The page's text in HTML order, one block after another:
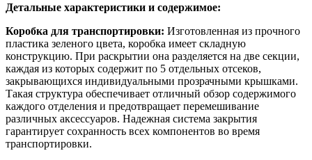
Детальные характеристики и содержимое:
Коробка для транспортировки: Изготовленная из прочного
пластика зеленого цвета, коробка имеет складную
конструкцию. При раскрытии она разделяется на две секции,
каждая из которых содержит по 5 отдельных отсеков,
закрывающихся индивидуальными прозрачными крышками.
Такая структура обеспечивает отличный обзор содержимого
каждого отделения и предотвращает перемешивание
различных аксессуаров. Надежная система закрытия
гарантирует сохранность всех компонентов во время
транспортировки.